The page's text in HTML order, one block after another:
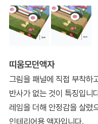
띠움모던액자
그림을 패널에 직접 부착하
반사가 없는 것이 특징입
레임을 더해 안정감을 살렸
인테리어용 액자입니다.